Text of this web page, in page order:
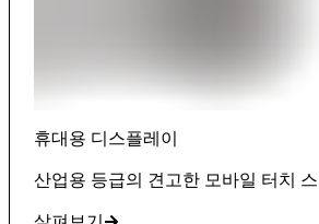
휴대용 디스플레이
산업용 등급의 견고한 모바일 터치 스